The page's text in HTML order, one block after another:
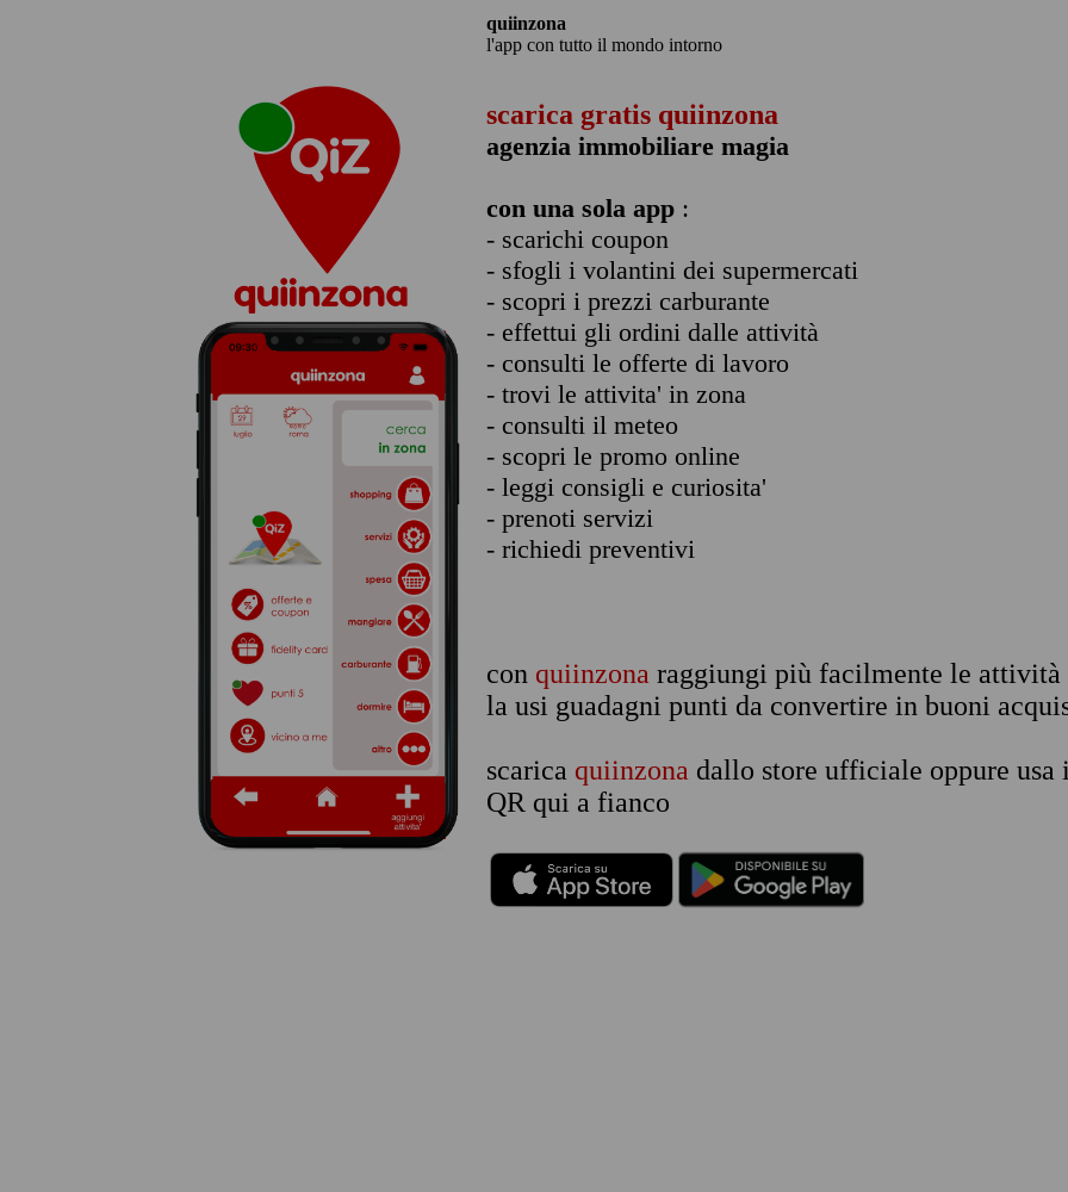
quiinzona
l'app con tutto il mondo intorno
scarica gratis quiinzona
agenzia immobiliare magia
con una sola app :
- scarichi coupon
- sfogli i volantini dei supermercati
- scopri i prezzi carburante
- effettui gli ordini dalle attività
- consulti le offerte di lavoro
- trovi le attivita' in zona
- consulti il meteo
- scopri le promo online
- leggi consigli e curiosita'
- prenoti servizi
- richiedi preventivi
con quiinzona raggiungi più facilmente le attività
la usi guadagni punti da convertire in buoni
scarica quiinzona dallo store ufficiale oppure usa
QR qui a fianco